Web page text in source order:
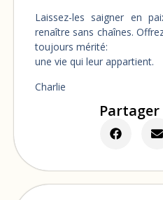
Laissez-les saigner en
renaître sans chaînes.
toujours mérité:
une vie qui leur appartient.
Charlie